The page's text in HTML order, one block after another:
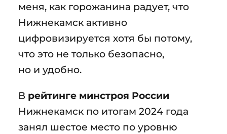
меня, как горожанина радует, что
Нижнекамск активно
цифровизируется хотя бы потому,
что это не только безопасно,
но и удобно.
В рейтинге минстроя России
Нижнекамск по итогам 2024 года
занял шестое место по уровню